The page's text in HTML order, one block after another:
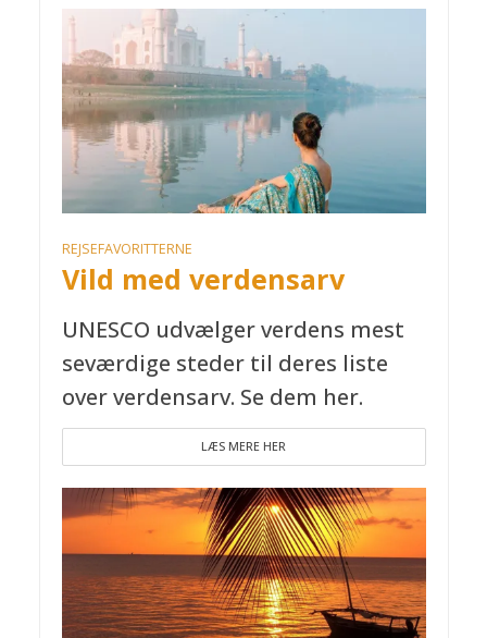
REJSEFAVORITTERNE
Vild med verdensarv
UNESCO udvælger verdens mest
seværdige steder til deres liste
over verdensarv. Se dem her.
LÆS MERE HER